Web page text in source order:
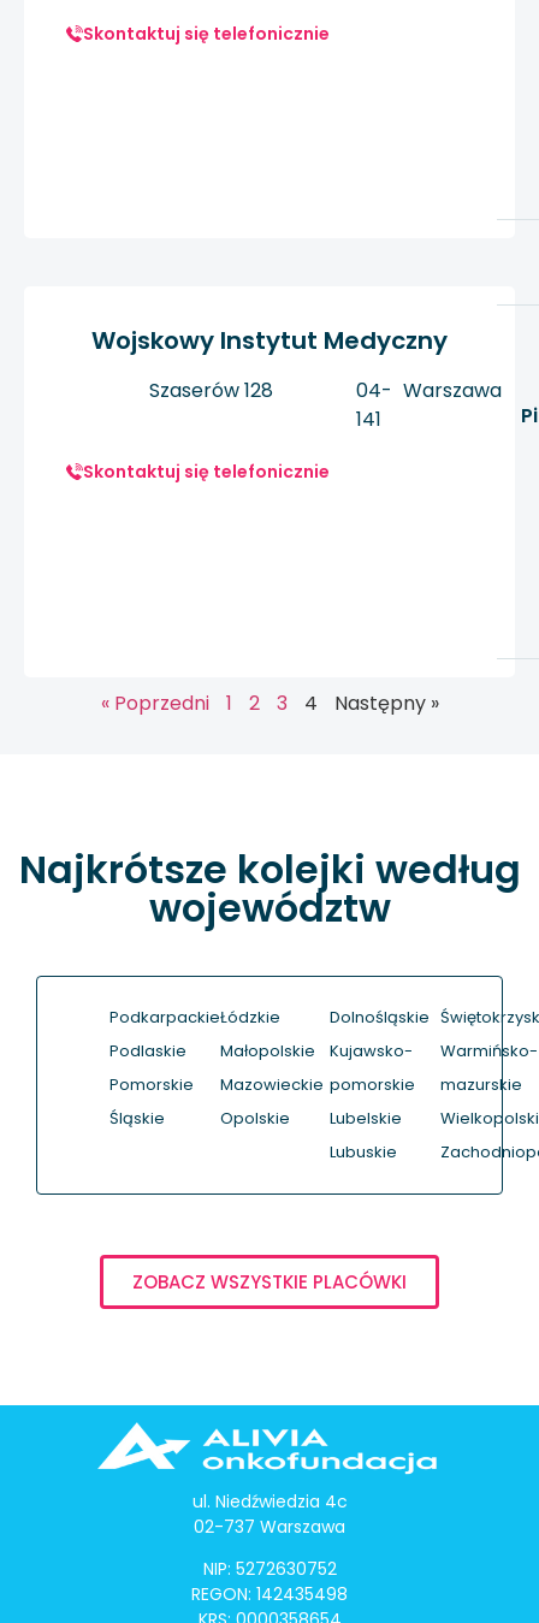
Skontaktuj się telefonicznie
Wojskowy Instytut Medyczny
Szaserów 128
04-
141
Warszawa
Skontaktuj się telefonicznie
« Poprzedni 1 2 3 4 Następny »
Najkrótsze kolejki według
województw
Podkarpackie
Podlaskie
Pomorskie
Śląskie
Łódzkie
Małopolskie
Mazowieckie
Opolskie
Dolnośląskie
Kujawsko-
pomorskie
Lubelskie
Lubuskie
Warmińsko-
mazurskie
ZOBACZ WSZYSTKIE PLACÓWKI
ul. Niedźwiedzia 4c
02-737 Warszawa
NIP: 5272630752
REGON: 142435498